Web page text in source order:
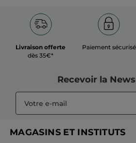
Livraison offerte
dès 35€*
Paiement sécurisé
Recevoir la
MAGASINS ET INSTITUTS